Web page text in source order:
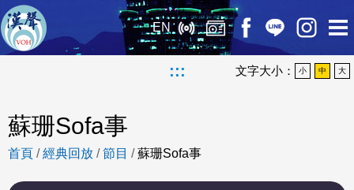
EN
::: 文字大小： 小 中 大
蘇珊Sofa事
首頁 /經典回放 /節目 /蘇珊Sofa事